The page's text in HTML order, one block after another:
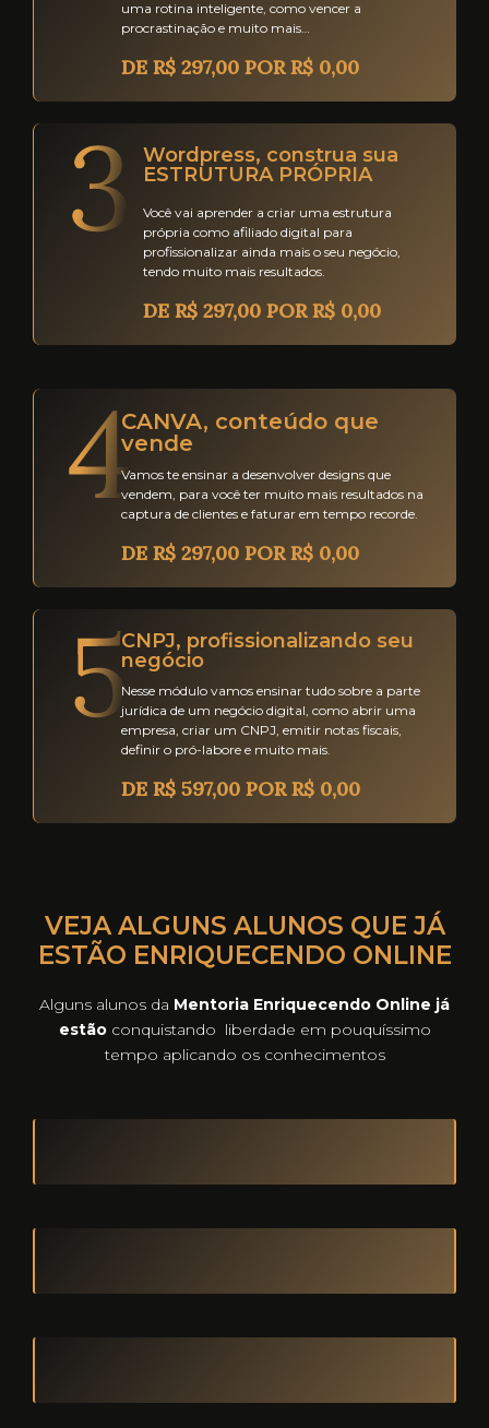
uma rotina inteligente, como vencer a
procrastinação e muito mais…
DE R$ 297,00 POR R$ 0,00
Wordpress, construa sua
ESTRUTURA PRÓPRIA
Você vai aprender a criar uma estrutura
própria como afiliado digital para
profissionalizar ainda mais o seu negócio,
tendo muito mais resultados.
DE R$ 297,00 POR R$ 0,00
CANVA, conteúdo que
vende
Vamos te ensinar a desenvolver designs que
vendem, para você ter muito mais resultados na
captura de clientes e faturar em tempo recorde.
DE R$ 297,00 POR R$ 0,00
CNPJ, profissionalizando seu
negócio
Nesse módulo vamos ensinar tudo sobre a parte
jurídica de um negócio digital, como abrir uma
empresa, criar um CNPJ, emitir notas fiscais,
definir o pró-labore e muito mais.
DE R$ 597,00 POR R$ 0,00
VEJA ALGUNS ALUNOS QUE JÁ
ESTÃO ENRIQUECENDO ONLINE
Alguns alunos da Mentoria Enriquecendo Online já
estão conquistando liberdade em pouquíssimo
tempo aplicando os conhecimentos